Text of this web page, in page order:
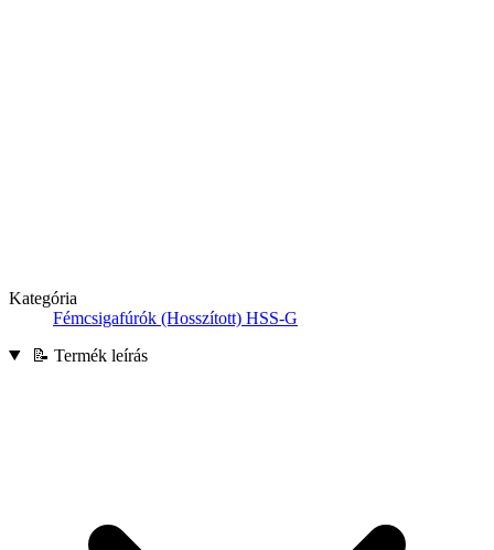
Kategória
Fémcsigafúrók (Hosszított) HSS-G
📝 Termék leírás